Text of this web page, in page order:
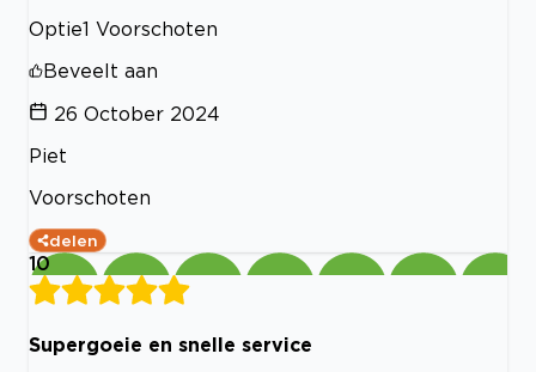
Optie1 Voorschoten
Beveelt aan
26 October 2024
Piet
Voorschoten
delen
10
Supergoeie en snelle service